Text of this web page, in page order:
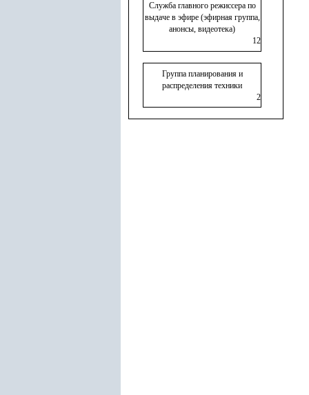
Служба главного режиссера по
выдаче в эфире (эфирная группа,
анонсы, видеотека)
12
Группа планирования и
распределения техники
2